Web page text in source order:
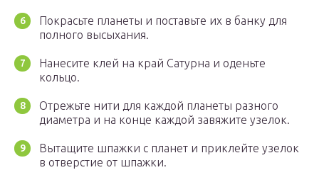
Покрасьте планеты и поставьте их в банку для
полного высыхания.
Нанесите клей на край Сатурна и оденьте
кольцо.
Отрежьте нити для каждой планеты разного
диаметра и на конце каждой завяжите узелок.
Вытащите шпажки с планет и приклейте узелок
в отверстие от шпажки.